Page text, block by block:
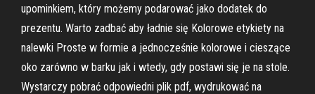
upominkiem, który możemy podarować jako dodatek do
prezentu. Warto zadbać aby ładnie się Kolorowe etykiety na
nalewki Proste w formie a jednocześnie kolorowe i cieszące
oko zarówno w barku jak i wtedy, gdy postawi się je na stole.
Wystarczy pobrać odpowiedni plik pdf, wydrukować na